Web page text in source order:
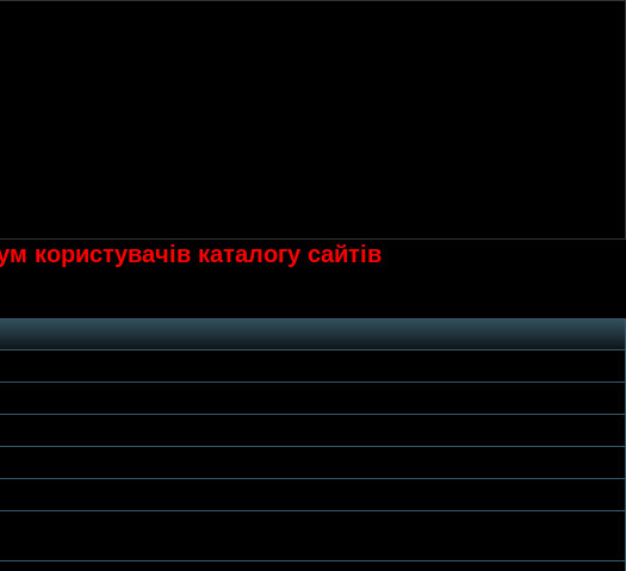
каталогу сайтів